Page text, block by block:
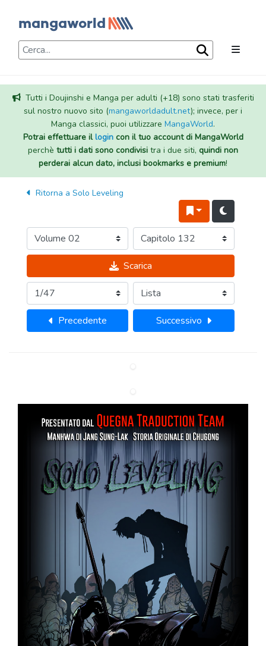
Tutti i Doujinshi e Manga per adulti (+18) sono stati trasferiti
sul nostro nuovo sito (mangaworldadult.net); invece, per i
Manga classici, puoi utilizzare MangaWorld.
Potrai effettuare illogincon il tuo account di MangaWorld
perchè tutti i dati sono condivisi tra i due siti, quindi non
perderai alcun dato, inclusi bookmarks e premium!
Ritorna a Solo Leveling
Scarica
Precedente Successivo